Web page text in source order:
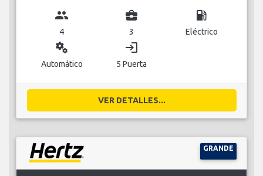
group
4
business_center
3
local_gas_station
Eléctrico
miscellaneous_services
Automático
login
5 Puerta
VER DETALLES...
GRANDE